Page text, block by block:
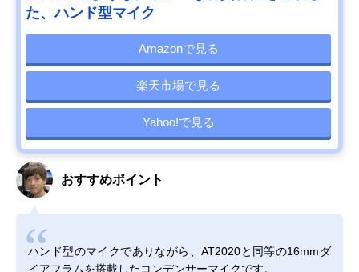
た、ハンド型マイク
Amazonで見る
楽天市場で見る
Yahoo!で見る
おすすめポイント
ハンド型のマイクでありながら、AT2020と同等の16mmダ
イアフラムを搭載したコンデンサーマイクです。